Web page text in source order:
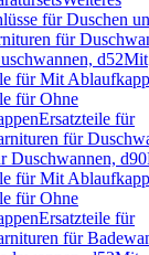
für Duschen
für
d52Mit
für Mit
für Ohne
Ersatzteile für
für
Duschwannen, d90
für Mit
für Ohne
Ersatzteile für
für